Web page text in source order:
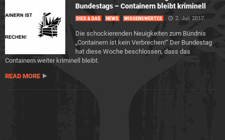
Bundestags – Containern bleibt kriminell
DIES & DAS NEWS WISSENSWERTES 2. Juli 2017
Die schockierenden Neuigkeiten zum Bündnis
„Containern ist kein Verbrechen!“ Der Bundestag
hat diese Woche beschlossen, dass das
Containern weiter kriminell bleibt.
READ MORE